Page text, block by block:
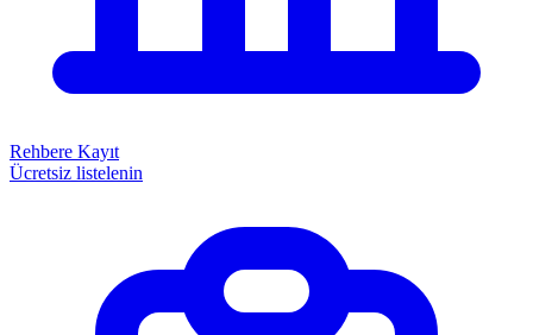
Rehbere Kayıt
Ücretsiz listelenin